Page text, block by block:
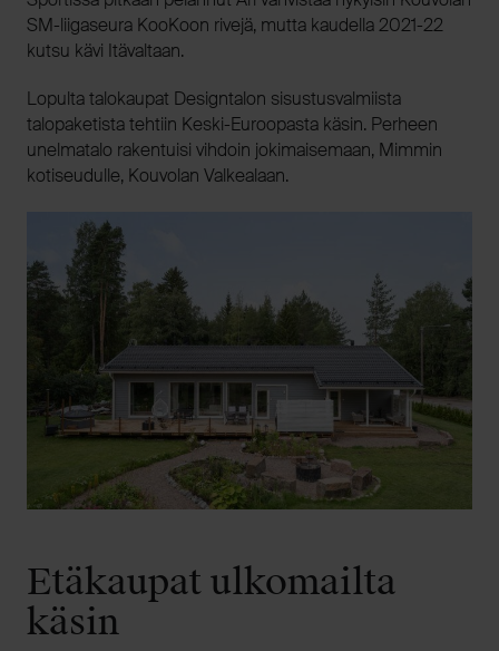
SM-liigaseura KooKoon rivejä, mutta kaudella 2021-22
kutsu kävi Itävaltaan.
Lopulta talokaupat Designtalon sisustusvalmiista
talopaketista tehtiin Keski-Euroopasta käsin. Perheen
unelmatalo rakentuisi vihdoin jokimaisemaan, Mimmin
kotiseudulle, Kouvolan Valkealaan.
Etäkaupat ulkomailta
käsin